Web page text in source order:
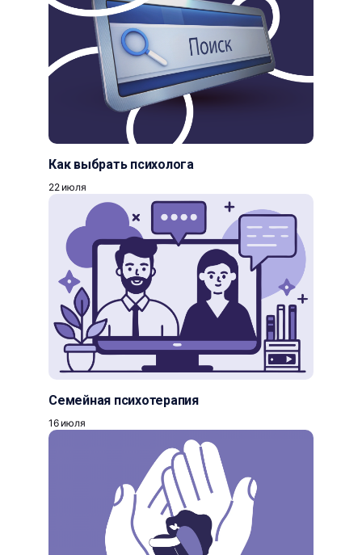
Как выбрать психолога
22 июля
Семейная психотерапия
16 июля